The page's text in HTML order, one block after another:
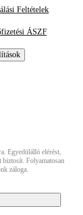
Feltételek
ÁSZF
Egyedülálló elérést,
biztosít. Folyamatosan
záloga.